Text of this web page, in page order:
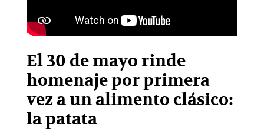
El 30 de mayo rinde
homenaje por primera
vez a un alimento clásico:
la patata